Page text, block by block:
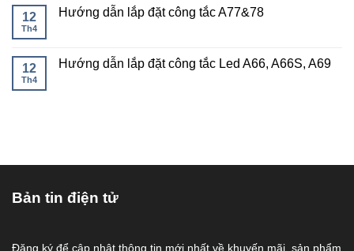
12
Th4
Hướng dẫn lắp đặt công tắc A77&78
12
Th4
Hướng dẫn lắp đặt công tắc Led A66, A66S, A69
Bản tin điện tử
Đăng ký để cập nhật thông tin mới nhất về khuyến mãi, sản phẩm